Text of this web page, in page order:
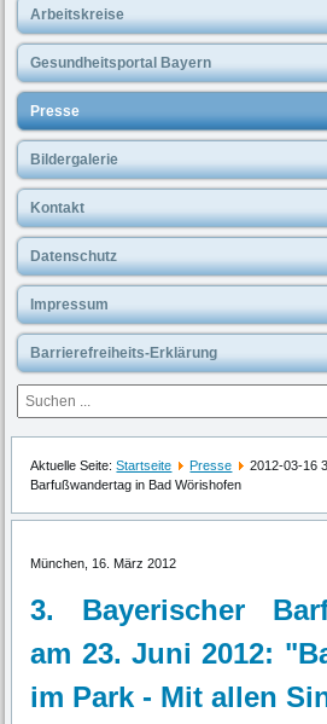
Arbeitskreise
Gesundheitsportal Bayern
Presse
Bildergalerie
Kontakt
Datenschutz
Impressum
Barrierefreiheits-Erklärung
Aktuelle Seite:Startseite Presse
2012-03-16
Barfußwandertag in Bad Wörishofen
München, 16. März 2012
3. Bayerischer
am 23. Juni 2012:
im Park - Mit allen